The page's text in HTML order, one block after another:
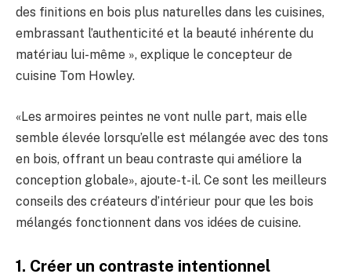
des finitions en bois plus naturelles dans les cuisines,
embrassant l’authenticité et la beauté inhérente du
matériau lui-même », explique le concepteur de
cuisine Tom Howley.
«Les armoires peintes ne vont nulle part, mais elle
semble élevée lorsqu’elle est mélangée avec des tons
en bois, offrant un beau contraste qui améliore la
conception globale», ajoute-t-il. Ce sont les meilleurs
conseils des créateurs d’intérieur pour que les bois
mélangés fonctionnent dans vos idées de cuisine.
1. Créer un contraste intentionnel